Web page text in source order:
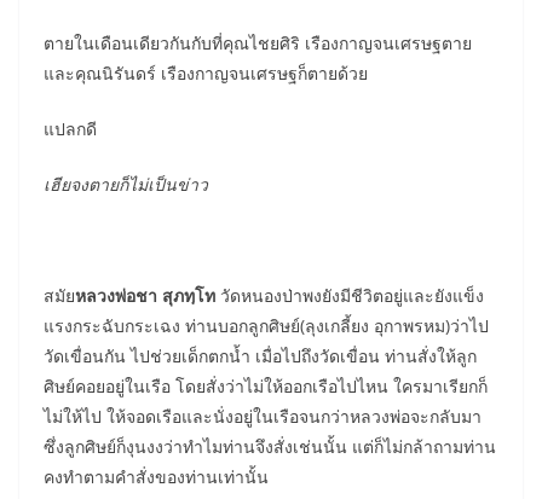
ตายในเดือนเดียวกันกับที่คุณไชยศิริ เรืองกาญจนเศรษฐตาย
และคุณนิรันดร์ เรืองกาญจนเศรษฐก็ตายด้วย
แปลกดี
เฮียจงตายก็ไม่เป็นข่าว
สมัยหลวงพ่อชา สุภทฺโท วัดหนองป่าพงยังมีชีวิตอยู่และยังแข็ง
แรงกระฉับกระเฉง ท่านบอกลูกศิษย์(ลุงเกลี้ยง อุกาพรหม)ว่าไป
วัดเขื่อนกัน ไปช่วยเด็กตกน้ำ เมื่อไปถึงวัดเขื่อน ท่านสั่งให้ลูก
ศิษย์คอยอยู่ในเรือ โดยสั่งว่าไม่ให้ออกเรือไปไหน ใครมาเรียกก็
ไม่ให้ไป ให้จอดเรือและนั่งอยู่ในเรือจนกว่าหลวงพ่อจะกลับมา
ซึ่งลูกศิษย์ก็งุนงงว่าทำไมท่านจึงสั่งเช่นนั้น แต่ก็ไม่กล้าถามท่าน
คงทำตามคำสั่งของท่านเท่านั้น